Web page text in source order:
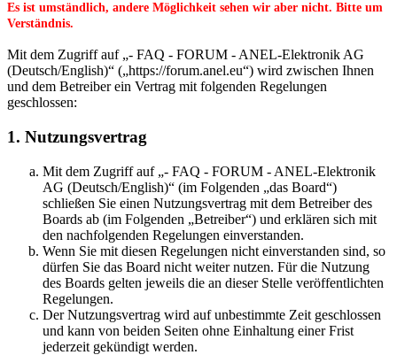
Es ist umständlich, andere Möglichkeit sehen wir aber nicht. Bitte um
Verständnis.
Mit dem Zugriff auf „- FAQ - FORUM - ANEL-Elektronik AG
(Deutsch/English)“ („https://forum.anel.eu“) wird zwischen Ihnen
und dem Betreiber ein Vertrag mit folgenden Regelungen
geschlossen:
1. Nutzungsvertrag
Mit dem Zugriff auf „- FAQ - FORUM - ANEL-Elektronik
AG (Deutsch/English)“ (im Folgenden „das Board“)
schließen Sie einen Nutzungsvertrag mit dem Betreiber des
Boards ab (im Folgenden „Betreiber“) und erklären sich mit
den nachfolgenden Regelungen einverstanden.
Wenn Sie mit diesen Regelungen nicht einverstanden sind, so
dürfen Sie das Board nicht weiter nutzen. Für die Nutzung
des Boards gelten jeweils die an dieser Stelle veröffentlichten
Regelungen.
Der Nutzungsvertrag wird auf unbestimmte Zeit geschlossen
und kann von beiden Seiten ohne Einhaltung einer Frist
jederzeit gekündigt werden.